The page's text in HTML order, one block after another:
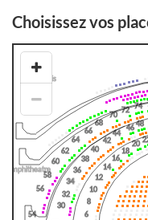
Billetterie en
BILLETS À L'UNITÉ
RETOUR À LA LISTE DES
Choisissez vos